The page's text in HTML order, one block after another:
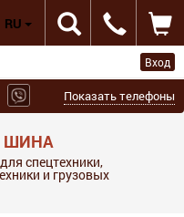
Вход
Показать телефоны
ШИНА
спецтехники,
и грузовых
RU